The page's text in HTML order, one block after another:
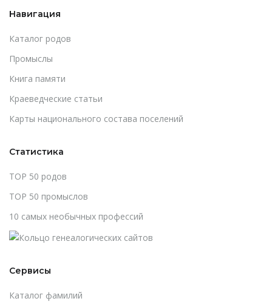
Навигация
Каталог родов
Промыслы
Книга памяти
Краеведческие статьи
Карты национального состава поселений
Статистика
TOP 50 родов
TOP 50 промыслов
10 самых необычных профессий
Сервисы
Каталог фамилий